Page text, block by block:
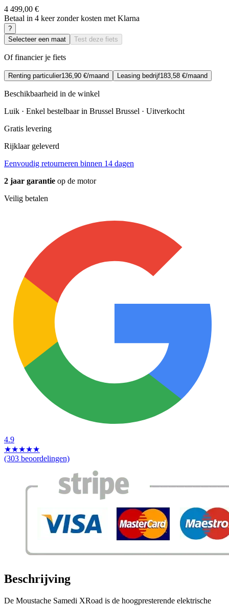
4 499,00 €
Betaal in 4 keer zonder kosten met Klarna
?
Selecteer een maat
Test deze fiets
Of financier je fiets
Renting particulier136,90 €/maand Leasing bedrijf183,58 €/maand
Beschikbaarheid in de winkel
Luik · Enkel bestelbaar in Brussel Brussel · Uitverkocht
Gratis levering
Rijklaar geleverd
Eenvoudig retourneren binnen 14 dagen
2 jaar garantie op de motor
Veilig betalen
4.9
★★★★★
(303 beoordelingen)
Beschrijving
De Moustache Samedi XRoad is de hoogpresterende elektrische